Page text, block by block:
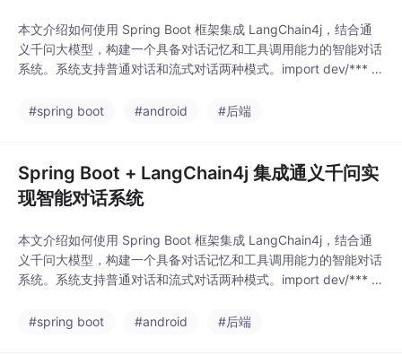
本文介绍如何使用 Spring Boot 框架集成 LangChain4j，结合通
义千问大模型，构建一个具备对话记忆和工具调用能力的智能对话
系统。系统支持普通对话和流式对话两种模式。import dev/*** AI
#spring boot
#android #后端
Spring Boot + LangChain4j 集成通义千问实
现智能对话系统
本文介绍如何使用 Spring Boot 框架集成 LangChain4j，结合通
义千问大模型，构建一个具备对话记忆和工具调用能力的智能对话
系统。系统支持普通对话和流式对话两种模式。import dev/*** AI
#spring boot
#android #后端